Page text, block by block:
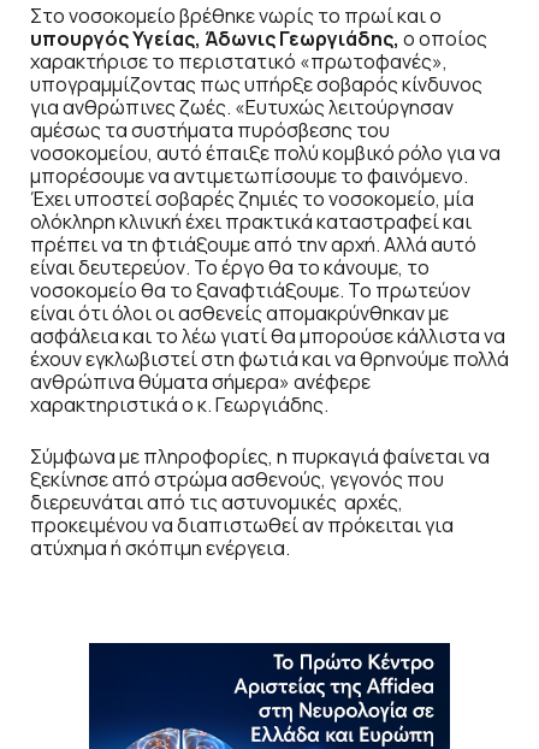
Στο νοσοκομείο βρέθηκε νωρίς το πρωί και ο
υπουργός Υγείας, Άδωνις Γεωργιάδης, ο οποίος
χαρακτήρισε το περιστατικό «πρωτοφανές»,
υπογραμμίζοντας πως υπήρξε σοβαρός κίνδυνος
για ανθρώπινες ζωές. «Ευτυχώς λειτούργησαν
αμέσως τα συστήματα πυρόσβεσης του
νοσοκομείου, αυτό έπαιξε πολύ κομβικό ρόλο για να
μπορέσουμε να αντιμετωπίσουμε το φαινόμενο.
Έχει υποστεί σοβαρές ζημιές το νοσοκομείο, μία
ολόκληρη κλινική έχει πρακτικά καταστραφεί και
πρέπει να τη φτιάξουμε από την αρχή. Αλλά αυτό
είναι δευτερεύον. Το έργο θα το κάνουμε, το
νοσοκομείο θα το ξαναφτιάξουμε. Το πρωτεύον
είναι ότι όλοι οι ασθενείς απομακρύνθηκαν με
ασφάλεια και το λέω γιατί θα μπορούσε κάλλιστα να
έχουν εγκλωβιστεί στη φωτιά και να θρηνούμε πολλά
ανθρώπινα θύματα σήμερα» ανέφερε
χαρακτηριστικά ο κ. Γεωργιάδης.
Σύμφωνα με πληροφορίες, η πυρκαγιά φαίνεται να
ξεκίνησε από στρώμα ασθενούς, γεγονός που
διερευνάται από τις αστυνομικές αρχές,
προκειμένου να διαπιστωθεί αν πρόκειται για
ατύχημα ή σκόπιμη ενέργεια.